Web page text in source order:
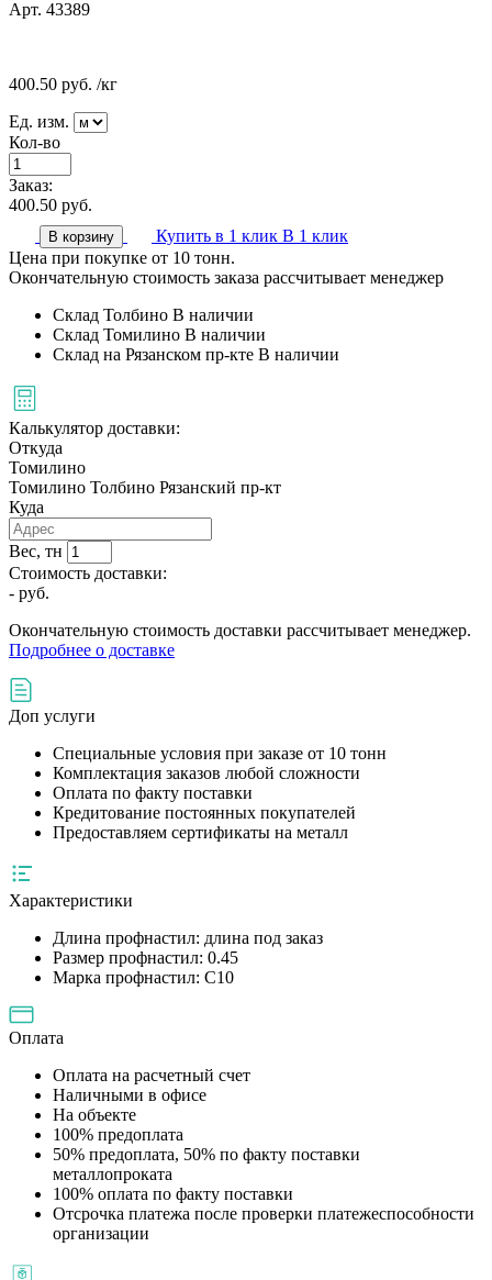
Арт. 43389
400.50 руб. /кг
Ед. изм.
Кол-во
Заказ:
400.50 руб.
В корзину Купить в 1 клик В 1 клик
Цена при покупке от 10 тонн.
Окончательную стоимость заказа рассчитывает менеджер
Склад Толбино В наличии
Склад Томилино В наличии
Склад на Рязанском пр-кте В наличии
Калькулятор доставки:
Откуда
Томилино
Томилино Толбино Рязанский пр-кт
Куда
Вес, тн
Стоимость доставки:
- руб.
Окончательную стоимость доставки рассчитывает менеджер.
Подробнее о доставке
Доп услуги
Специальные условия при заказе от 10 тонн
Комплектация заказов любой сложности
Оплата по факту поставки
Кредитование постоянных покупателей
Предоставляем сертификаты на металл
Характеристики
Длина профнастил: длина под заказ
Размер профнастил: 0.45
Марка профнастил: С10
Оплата
Оплата на расчетный счет
Наличными в офисе
На объекте
100% предоплата
50% предоплата, 50% по факту поставки
металлопроката
100% оплата по факту поставки
Отсрочка платежа после проверки платежеспособности
организации